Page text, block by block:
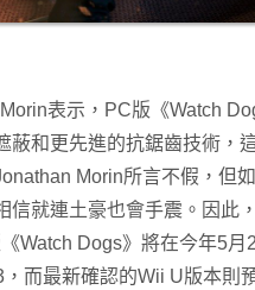
表示，PC版《Watch
蔽和更先進的抗鋸齒技術，
Morin所言不假，但
信就連土豪也會手震。因此
Watch Dogs》將在今年5
而最新確認的Wii U版本則